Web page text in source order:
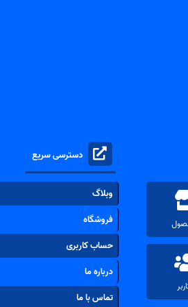
دسترسی سریع
وبلاگ
فروشگاه
حساب کاربری
درباره ما
تماس با ما